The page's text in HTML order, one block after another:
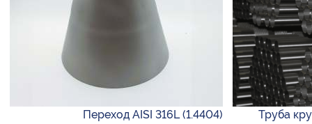
Переход AISI 316L (1.4404)
Труба